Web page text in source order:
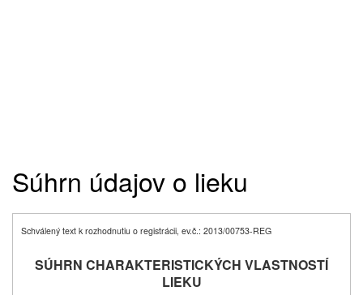
Súhrn údajov o lieku
Schválený text k rozhodnutiu o registrácii, ev.č.: 2013/00753-REG
SÚHRN CHARAKTERISTICKÝCH VLASTNOSTÍ
LIEKU